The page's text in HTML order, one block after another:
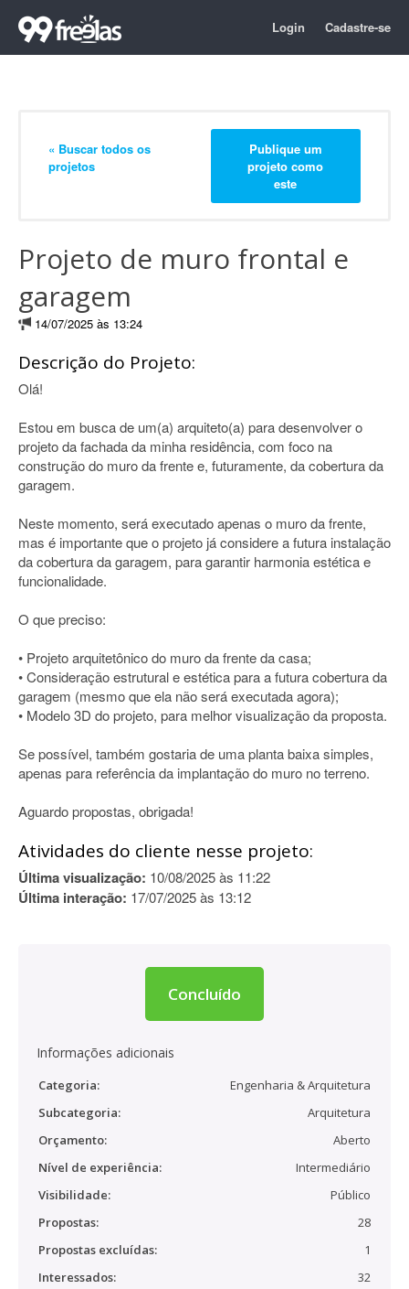
Login Cadastre-se
« Buscar todos os
projetos
Publique um
projeto como
este
Projeto de muro frontal e
garagem
14/07/2025 às 13:24
Descrição do Projeto:
Olá!
Estou em busca de um(a) arquiteto(a) para desenvolver o
projeto da fachada da minha residência, com foco na
construção do muro da frente e, futuramente, da cobertura da
garagem.
Neste momento, será executado apenas o muro da frente,
mas é importante que o projeto já considere a futura instalação
da cobertura da garagem, para garantir harmonia estética e
funcionalidade.
O que preciso:
• Projeto arquitetônico do muro da frente da casa;
• Consideração estrutural e estética para a futura cobertura da
garagem (mesmo que ela não será executada agora);
• Modelo 3D do projeto, para melhor visualização da proposta.
Se possível, também gostaria de uma planta baixa simples,
apenas para referência da implantação do muro no terreno.
Aguardo propostas, obrigada!
Atividades do cliente nesse projeto:
Última visualização: 10/08/2025 às 11:22
Última interação: 17/07/2025 às 13:12
Concluído
Informações adicionais
Categoria:
Engenharia & Arquitetura
Subcategoria:
Arquitetura
Orçamento:
Aberto
Nível de experiência:
Intermediário
Visibilidade:
Público
Propostas:
28
Propostas excluídas:
1
Interessados:
32